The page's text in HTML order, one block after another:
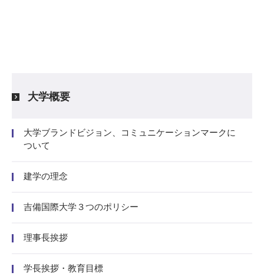
大学概要
大学ブランドビジョン、コミュニケーションマークに
ついて
建学の理念
吉備国際大学３つのポリシー
理事長挨拶
学長挨拶・教育目標